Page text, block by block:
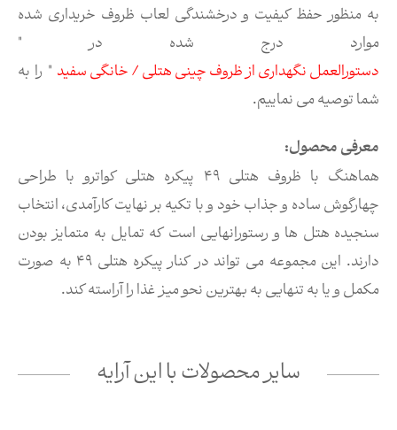
به منظور حفظ کیفیت و درخشندگی لعاب ظروف خریداری شده
موارد درج شده در "
دستورالعمل نگهداری از ظروف چینی هتلی / خانگی سفید " را به
شما توصیه می نماییم.
معرفی محصول:
هماهنگ با ظروف هتلی 49 پیکره هتلی کواترو با طراحی
چهارگوش ساده و جذاب خود و با تکیه بر نهایت کارآمدی، انتخاب
سنجیده هتل ها و رستورانهایی است که تمایل به متمایز بودن
دارند. این مجموعه می تواند در کنار پیکره هتلی 49 به صورت
مکمل و یا به تنهایی به بهترین نحو میز غذا را آراسته کند.
سایر محصولات با این آرایه